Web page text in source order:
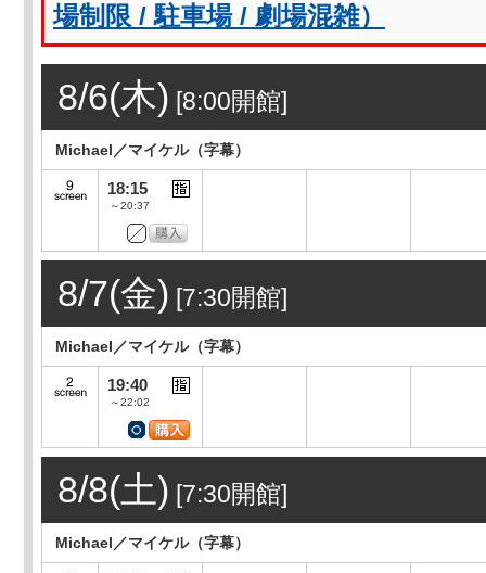
場制限 / 駐車場 / 劇場混雑）
8/6(木) [8:00開館]
Michael／マイケル（字幕）
18:15
～20:37
8/7(金) [7:30開館]
Michael／マイケル（字幕）
19:40
～22:02
8/8(土) [7:30開館]
Michael／マイケル（字幕）